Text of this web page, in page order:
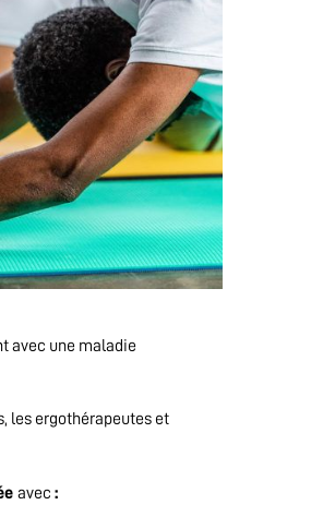
avec une maladie
les ergothérapeutes et
avec: